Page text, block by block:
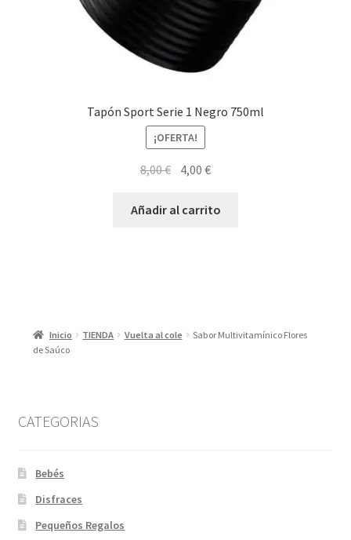
Tapón Sport Serie 1 Negro 750ml
¡OFERTA!
8,00€ El
original
4,00€El
actual
Añadir al carrito
Inicio TIENDA Vuelta al cole
Sabor Multivitamínico Flores
de Saúco
CATEGORIAS
Bebés
Disfraces
Pequeños Regalos